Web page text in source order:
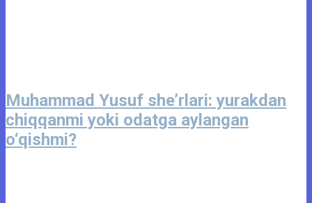
Muhammad Yusuf she’rlari: yurakdan
chiqqanmi yoki odatga aylangan
o‘qishmi?